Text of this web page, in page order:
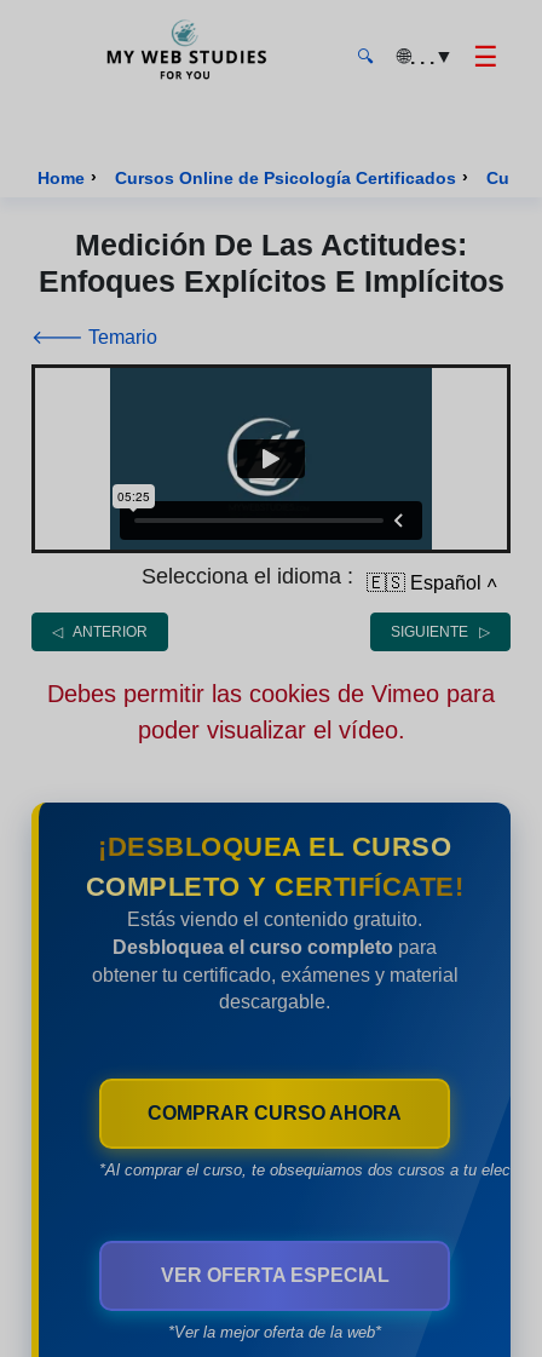
🔍 🌐. . .▼ ☰
Home › Cursos Online de Psicología Certificados › Curso
Medición De Las Actitudes:
Enfoques Explícitos E Implícitos
🡐 Temario
Selecciona el idioma : 🇪🇸 Español ˄
◁ ANTERIOR SIGUIENTE ▷
Debes permitir las cookies de Vimeo para
poder visualizar el vídeo.
¡DESBLOQUEA EL CURSO
COMPLETO Y CERTIFÍCATE!
Estás viendo el contenido gratuito.
Desbloquea el curso completo para
obtener tu certificado, exámenes y material
descargable.
COMPRAR CURSO AHORA
*Al comprar el curso, te obsequiamos dos cursos a tu
VER OFERTA ESPECIAL
*Ver la mejor oferta de la web*